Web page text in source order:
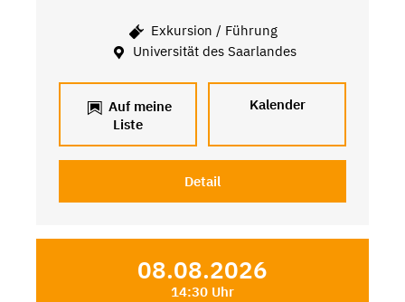
Exkursion / Führung
Universität des Saarlandes
Auf meine
Liste
Kalender
Detail
08.08.2026
14:30 Uhr